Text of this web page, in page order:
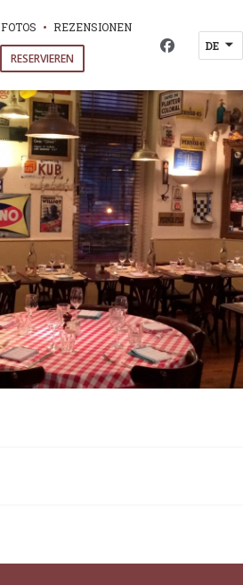
FOTOS REZENSIONEN
RESERVIEREN Facebook
DE